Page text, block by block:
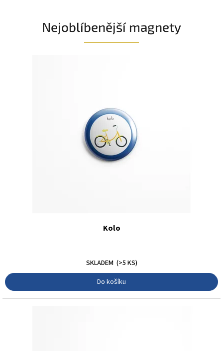
Nejoblíbenější magnety
Kolo
SKLADEM (>5 KS)
Do košíku